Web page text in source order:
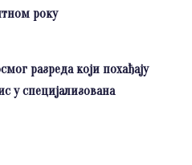
року
разреда који похађају
у специјализована